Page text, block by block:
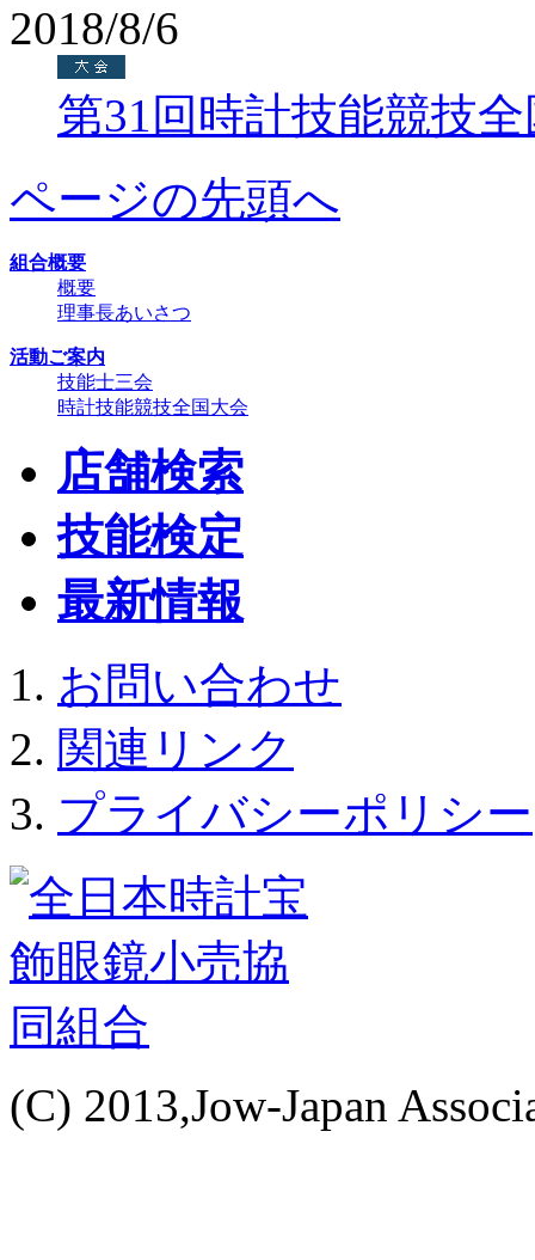
2018/8/6
第31回時計技能競技
ページの先頭へ
組合概要
概要
理事長あいさつ
活動ご案内
技能士三会
時計技能競技全国大会
店舗検索
技能検定
最新情報
お問い合わせ
関連リンク
プライバシーポリシー
(C) 2013,Jow-Japan